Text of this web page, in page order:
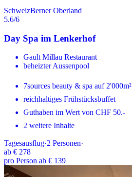
SchweizBerner Oberland
5.6/6
Day Spa im Lenkerhof
Gault Millau Restaurant
beheizter Aussenpool
7sources beauty & spa auf 2'000m²
reichhaltiges Frühstücksbuffet
Guthaben im Wert von CHF 50.-
2 weitere Inhalte
Tagesausflug·2 Personen·
ab € 278
pro Person ab € 139